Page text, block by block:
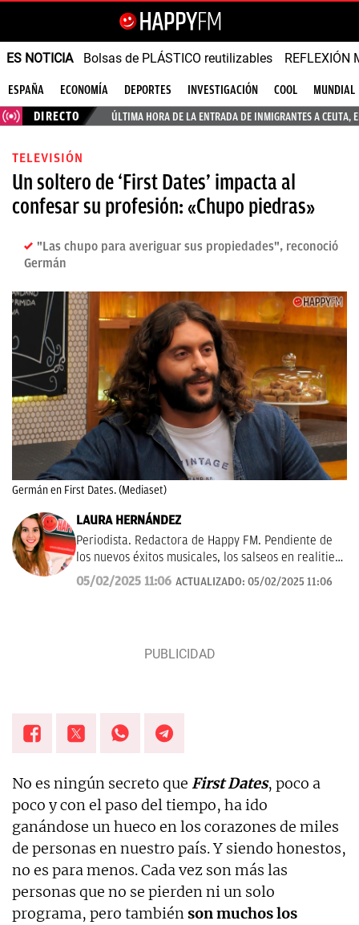
ES NOTICIA Bolsas de PLÁSTICO reutilizables REFLEXIÓN
ESPAÑA ECONOMÍA DEPORTES INVESTIGACIÓN COOL
MUNDIAL
DIRECTO
ÚLTIMA HORA DE LA ENTRADA DE INMIGRANTES A CEUTA,
TELEVISIÓN
Un soltero de ‘First Dates’ impacta al
confesar su profesión: «Chupo piedras»
"Las chupo para averiguar sus propiedades", reconoció
Germán
Germán en First Dates. (Mediaset)
LAURA HERNÁNDEZ
Periodista. Redactora de Happy FM. Pendiente de
los nuevos éxitos musicales, los salseos en realities,
los dramas de las series turcas, ¡y del Benidorm
05/02/2025 11:06 ACTUALIZADO: 05/02/2025 11:06
No es ningún secreto que First Dates, poco a
poco y con el paso del tiempo, ha ido
ganándose un hueco en los corazones de miles
de personas en nuestro país. Y siendo honestos,
no es para menos. Cada vez son más las
personas que no se pierden ni un solo
programa, pero tambiénson muchos los